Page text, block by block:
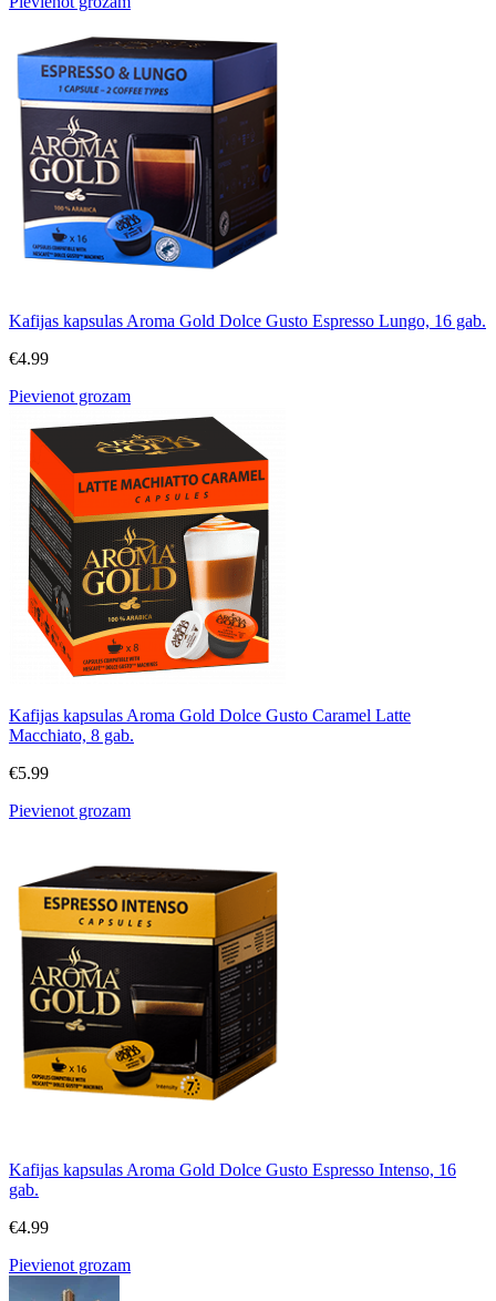
Kafijas kapsulas Aroma Gold Dolce Gusto Espresso Lungo, 16 gab.
€4.99
Pievienot grozam
Kafijas kapsulas Aroma Gold Dolce Gusto Caramel Latte
Macchiato, 8 gab.
€5.99
Pievienot grozam
Kafijas kapsulas Aroma Gold Dolce Gusto Espresso Intenso, 16
gab.
€4.99
Pievienot grozam